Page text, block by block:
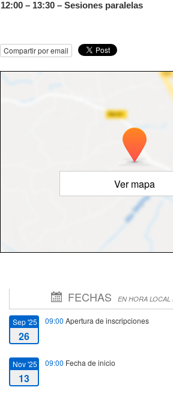
12:00 – 13:30 – Sesiones paralelas
Compartir por email
Ver mapa
FECHAS EN HORA LOCAL
Sep '25
26
09:00 Apertura de inscripciones
Nov '25
13
09:00 Fecha de inicio